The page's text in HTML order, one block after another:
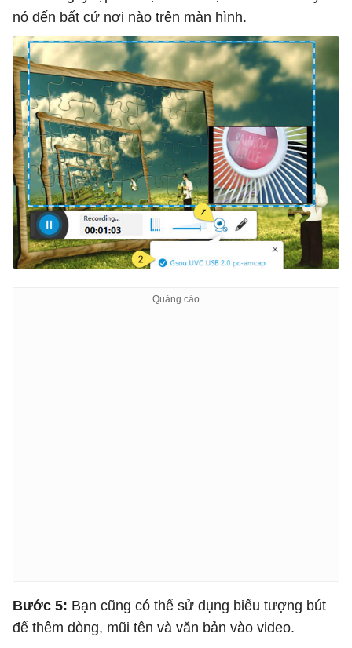
nó đến bất cứ nơi nào trên màn hình.
Bước 5: Bạn cũng có thể sử dụng biểu tượng bút
để thêm dòng, mũi tên và văn bản vào video.